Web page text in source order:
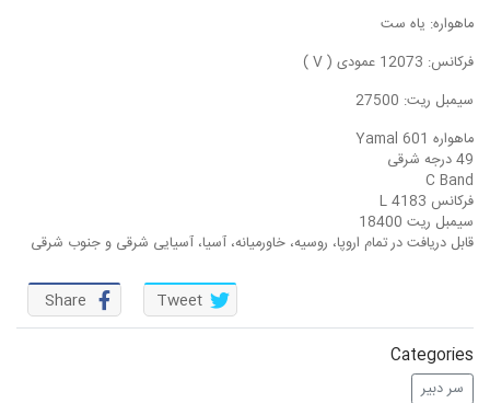
ماهواره: یاه ست
فرکانس: 12073 عمودی ( V )
سیمبل ریت: 27500
ماهواره Yamal 601
49 درجه شرقی
C Band
فرکانس 4183 L
سیمبل ریت 18400
قابل دریافت در تمام اروپا، روسیه، خاورمیانه، آسیا، آسیایی شرقی و جنوب شرقی
Share Tweet
Categories
سر دبیر